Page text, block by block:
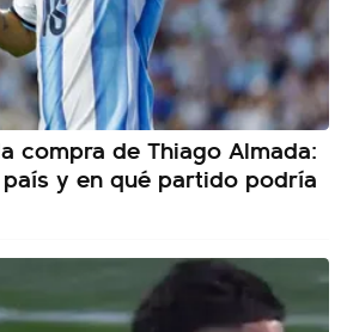
compra de Thiago Almada:
y en qué partido podría